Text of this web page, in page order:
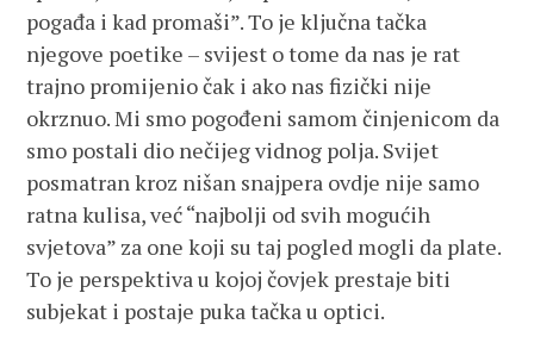
pogađa i kad promaši”. To je ključna tačka
njegove poetike – svijest o tome da nas je rat
trajno promijenio čak i ako nas fizički nije
okrznuo. Mi smo pogođeni samom činjenicom da
smo postali dio nečijeg vidnog polja. Svijet
posmatran kroz nišan snajpera ovdje nije samo
ratna kulisa, već “najbolji od svih mogućih
svjetova” za one koji su taj pogled mogli da plate.
To je perspektiva u kojoj čovjek prestaje biti
subjekat i postaje puka tačka u optici.